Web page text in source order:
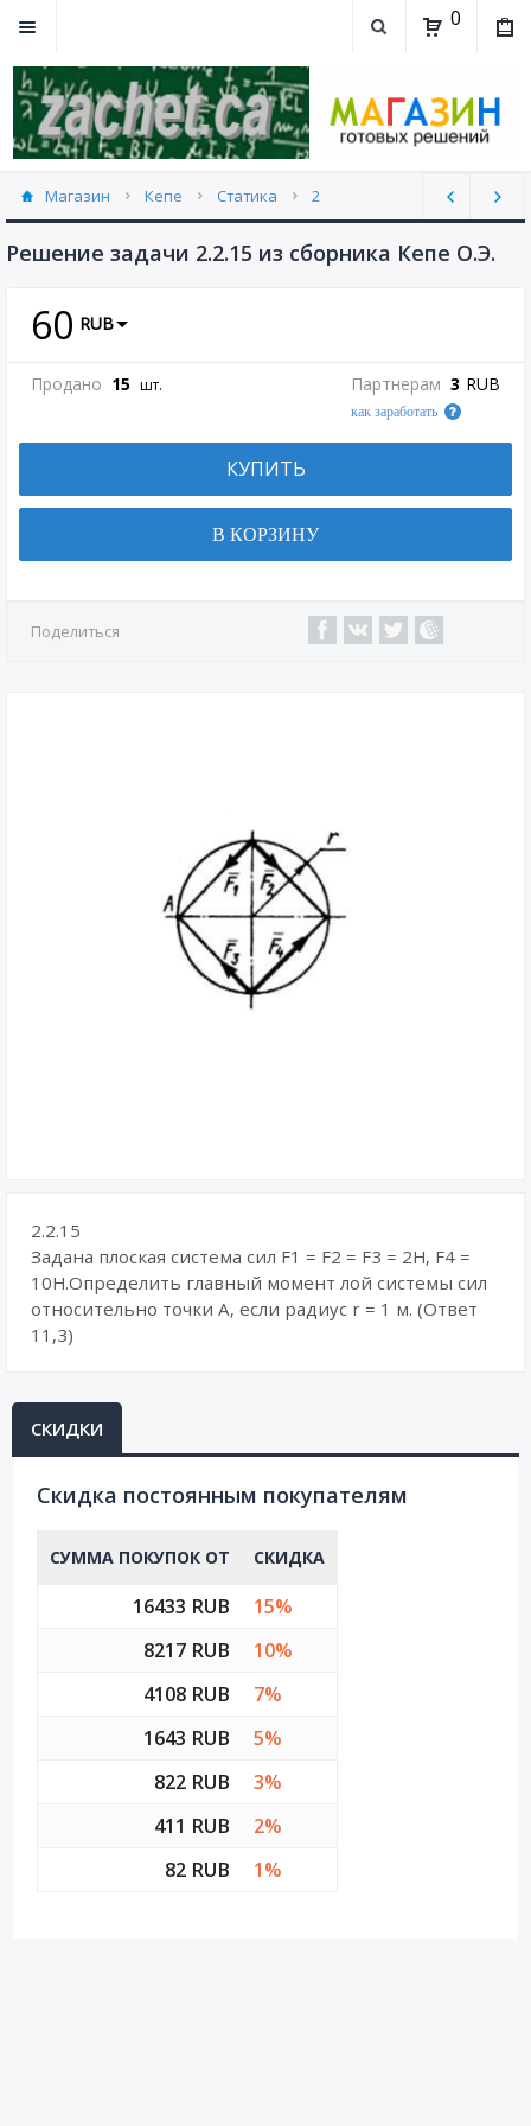
0
Магазин Кепе Статика
2
2.2 (21)
Решение задачи 2.2.15 из сборника Кепе О.Э.
60 RUB
Продано 15 шт. Партнерам 3 RUB
как заработать
КУПИТЬ
В КОРЗИНУ
Поделиться
2.2.15
Задана плоская система сил F1 = F2 = F3 = 2H, F4 =
10Н.Определить главный момент лой системы сил
относительно точки А, если радиус r = 1 м. (Ответ
11,3)
СКИДКИ
Cкидка постоянным покупателям
СУММА ПОКУПОК ОТ СКИДКА
16433 RUB
15%
8217 RUB
10%
4108 RUB
7%
1643 RUB
5%
822 RUB
3%
411 RUB
2%
82 RUB
1%